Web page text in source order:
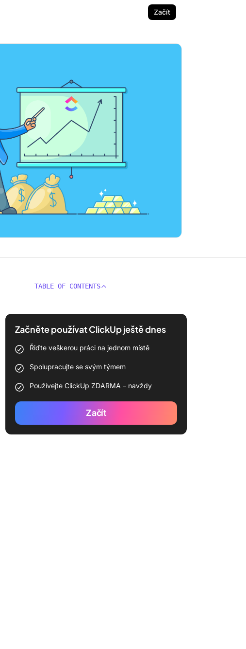
Začít
TABLE OF CONTENTS
Začněte používat ClickUp ještě dnes
Řiďte veškerou práci na jednom místě
Spolupracujte se svým týmem
Používejte ClickUp ZDARMA – navždy
Začít